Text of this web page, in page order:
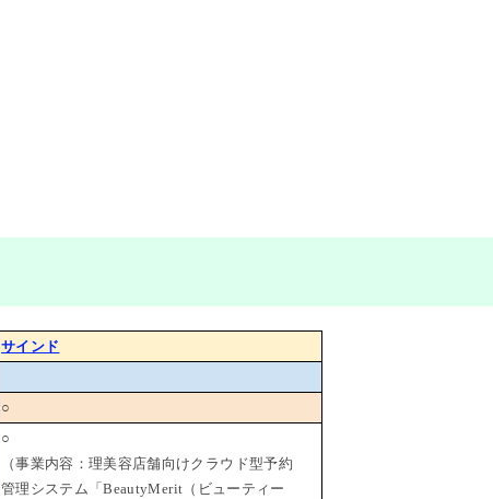
サインド
○
○
（事業内容：理美容店舗向けクラウド型予約
管理システム「BeautyMerit（ビューティー